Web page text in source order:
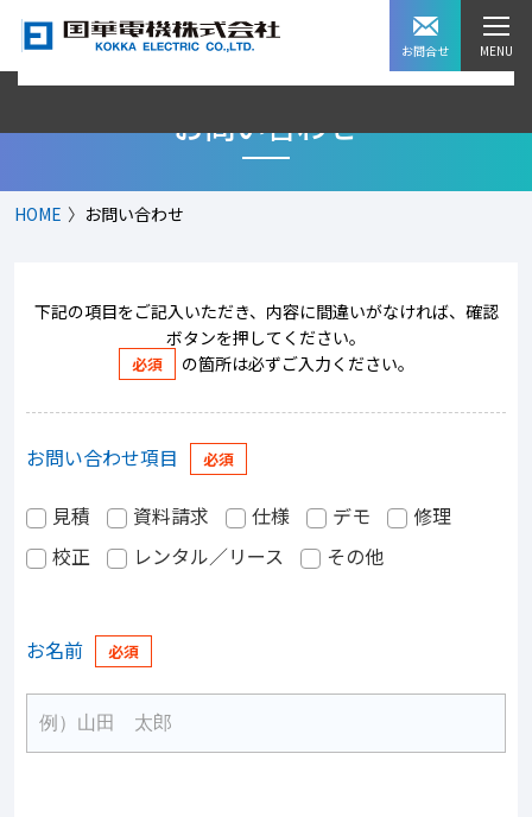
お問合せ
お問い合わせ
HOME お問い合わせ
下記の項目をご記入いただき、内容に間違いがなければ、確認
ボタンを押してください。
の箇所は必ずご入力ください。
お問い合わせ項目
見積 資料請求 仕様 デモ
修理
校正
レンタル／リース その他
お名前